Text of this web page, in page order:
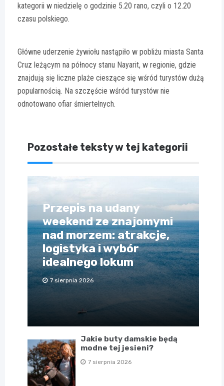
kategorii w niedzielę o godzinie 5.20 rano, czyli o 12.20
czasu polskiego.
Główne uderzenie żywiołu nastąpiło w pobliżu miasta Santa
Cruz leżącym na północy stanu Nayarit, w regionie, gdzie
znajdują się liczne plaże cieszące się wśród turystów dużą
popularnością. Na szczęście wśród turystów nie
odnotowano ofiar śmiertelnych.
Pozostałe teksty w tej kategorii
Przepis na udany
weekend ze znajomymi
nad morzem: atrakcje,
logistyka i wybór
idealnego lokum
7 sierpnia 2026
Jakie buty damskie będą
modne tej jesieni?
7 sierpnia 2026